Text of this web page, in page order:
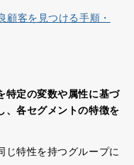
顧客を見つける手順・
特定の変数や属性に基づ
、各セグメントの特徴を
じ特性を持つグループに